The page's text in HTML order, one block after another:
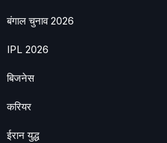
बंगाल चुनाव 2026
IPL 2026
बिजनेस
करियर
ईरान युद्ध